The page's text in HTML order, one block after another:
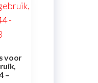
voor
–